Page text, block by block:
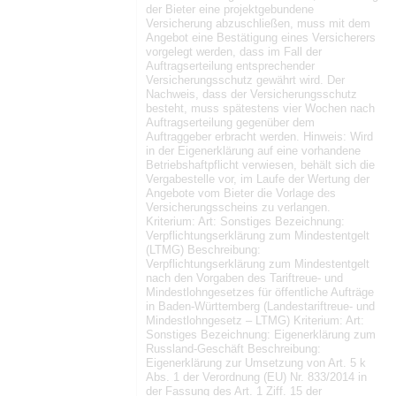
der Bieter eine projektgebundene
Versicherung abzuschließen, muss mit dem
Angebot eine Bestätigung eines Versicherers
vorgelegt werden, dass im Fall der
Auftragserteilung entsprechender
Versicherungsschutz gewährt wird. Der
Nachweis, dass der Versicherungsschutz
besteht, muss spätestens vier Wochen nach
Auftragserteilung gegenüber dem
Auftraggeber erbracht werden. Hinweis: Wird
in der Eigenerklärung auf eine vorhandene
Betriebshaftpflicht verwiesen, behält sich die
Vergabestelle vor, im Laufe der Wertung der
Angebote vom Bieter die Vorlage des
Versicherungsscheins zu verlangen.
Kriterium: Art: Sonstiges Bezeichnung:
Verpflichtungserklärung zum Mindestentgelt
(LTMG) Beschreibung:
Verpflichtungserklärung zum Mindestentgelt
nach den Vorgaben des Tariftreue- und
Mindestlohngesetzes für öffentliche Aufträge
in Baden-Württemberg (Landestariftreue- und
Mindestlohngesetz – LTMG) Kriterium: Art:
Sonstiges Bezeichnung: Eigenerklärung zum
Russland-Geschäft Beschreibung:
Eigenerklärung zur Umsetzung von Art. 5 k
Abs. 1 der Verordnung (EU) Nr. 833/2014 in
der Fassung des Art. 1 Ziff. 15 der